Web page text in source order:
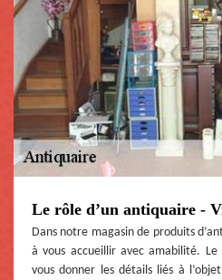
Le rôle d’un antiquaire -
Dans notre magasin de produits
à vous accueillir avec amabilité.
vous donner les détails liés à